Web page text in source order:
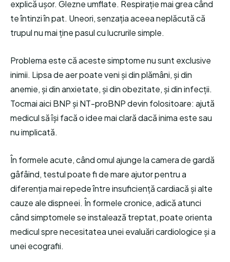
explică ușor. Glezne umflate. Respirație mai grea când
te întinzi în pat. Uneori, senzația aceea neplăcută că
trupul nu mai ține pasul cu lucrurile simple.
Problema este că aceste simptome nu sunt exclusive
inimii. Lipsa de aer poate veni și din plămâni, și din
anemie, și din anxietate, și din obezitate, și din infecții.
Tocmai aici BNP și NT-proBNP devin folositoare: ajută
medicul să își facă o idee mai clară dacă inima este sau
nu implicată.
În formele acute, când omul ajunge la camera de gardă
gâfâind, testul poate fi de mare ajutor pentru a
diferenția mai repede între insuficiență cardiacă și alte
cauze ale dispneei. În formele cronice, adică atunci
când simptomele se instalează treptat, poate orienta
medicul spre necesitatea unei evaluări cardiologice și a
unei ecografii.